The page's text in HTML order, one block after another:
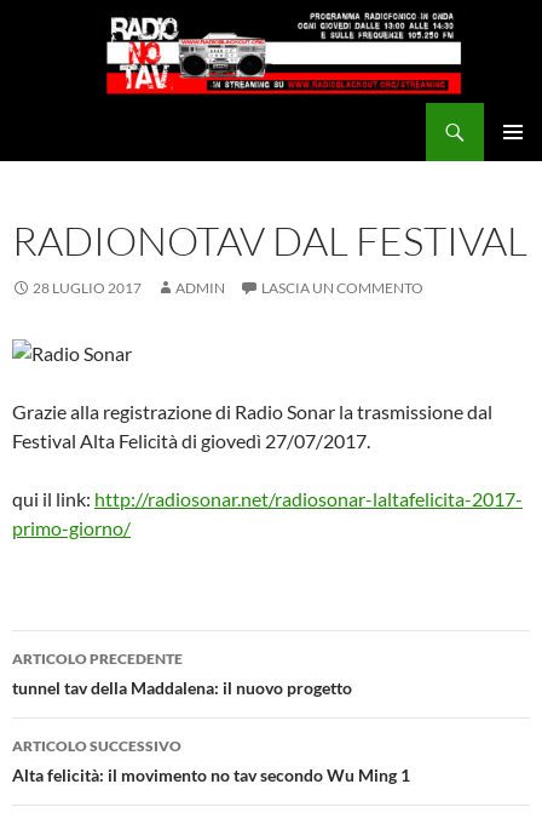
RADIONOTAV DAL FESTIVAL
28 LUGLIO 2017 ADMIN LASCIA UN COMMENTO
Grazie alla registrazione di Radio Sonar la trasmissione dal
Festival Alta Felicità di giovedì 27/07/2017.
qui il link: http://radiosonar.net/radiosonar-laltafelicita-2017-
primo-giorno/
Navigazione
articolo
ARTICOLO PRECEDENTE
tunnel tav della Maddalena: il nuovo progetto
ARTICOLO SUCCESSIVO
Alta felicità: il movimento no tav secondo Wu Ming 1